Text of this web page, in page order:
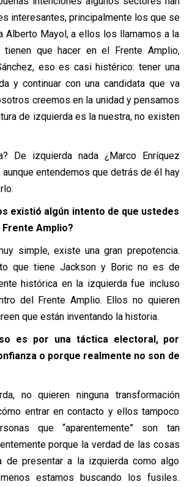
interesantes, principalmente los que se
Alberto Mayol, a ellos los llamamos a la
que hacer en el Frente Amplio,
eso es casi histérico: tener una
y continuar con una candidata que va
creemos en la unidad y pensamos
de izquierda es la nuestra, no existen
De izquierda nada ¿Marco Enríquez
aunque entendemos que detrás de él hay
existió algún intento de que ustedes
Amplio?
simple, existe una gran prepotencia.
que tiene Jackson y Boric no es de
histórica en la izquierda fue incluso
del Frente Amplio. Ellos no quieren
que están inventando la historia.
es por una táctica electoral, por
o porque realmente no son de
no quieren ninguna transformación
entrar en contacto y ellos tampoco
que “aparentemente” son tan
porque la verdad de las cosas
de presentar a la izquierda como algo
estamos buscando los fusiles.